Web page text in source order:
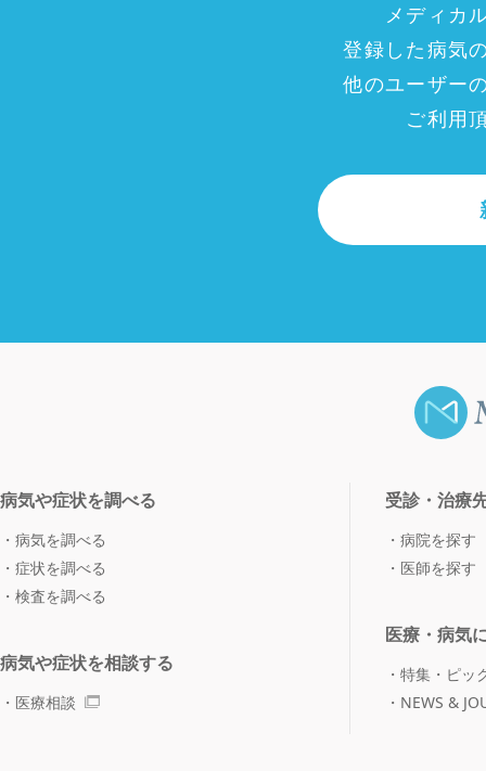
メディカ
登録した病気
他のユーザー
ご利用
病気や症状を調べる
病気を調べる
症状を調べる
検査を調べる
病気や症状を相談する
医療相談
受診・治療
病院を探す
医師を探す
医療・病気
特集・ピッ
NEWS &